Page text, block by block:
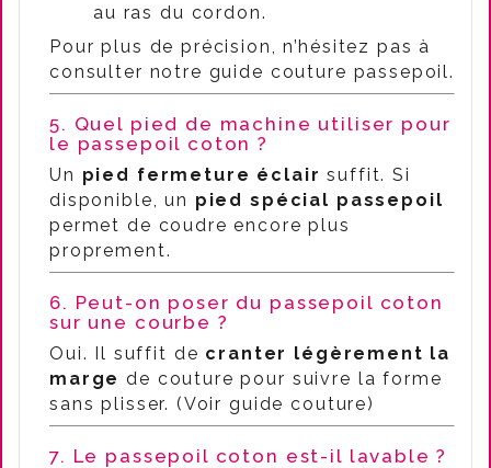
au ras du cordon.
Pour plus de précision, n’hésitez pas à
consulter notre guide couture passepoil.
5. Quel pied de machine utiliser pour
le passepoil coton ?
Un pied fermeture éclair suffit. Si
disponible, un pied spécial passepoil
permet de coudre encore plus
proprement.
6. Peut-on poser du passepoil coton
sur une courbe ?
Oui. Il suffit de cranter légèrement la
marge de couture pour suivre la forme
sans plisser. (Voir guide couture)
7. Le passepoil coton est-il lavable ?